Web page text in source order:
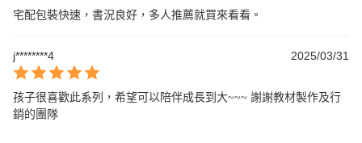
宅配包裝快速，書況良好，多人推薦就買來看看。
j********4 2025/03/31
孩子很喜歡此系列，希望可以陪伴成長到大~~~ 謝謝教材製作及行
銷的團隊